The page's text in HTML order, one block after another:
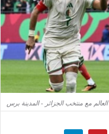
مع منتخب الجزائر - المدينة برس